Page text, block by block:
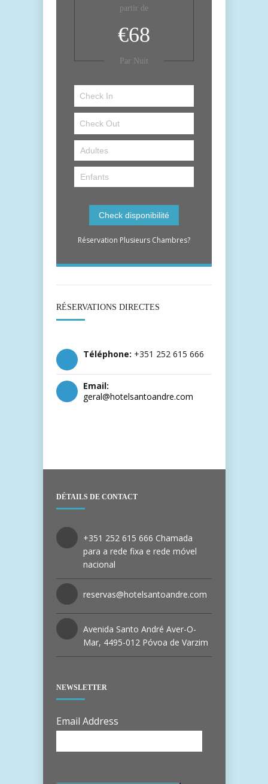
partir de
€68
Par Nuit
Réservation Plusieurs Chambres?
RÉSERVATIONS DIRECTES
Téléphone: +351 252 615 666
Email:
geral@hotelsantoandre.com
DÉTAILS DE CONTACT
+351 252 615 666 Chamada
para a rede fixa e rede móvel
nacional
reservas@hotelsantoandre.com
Avenida Santo André Aver-O-
Mar, 4495-012 Póvoa de Varzim
NEWSLETTER
Email Address